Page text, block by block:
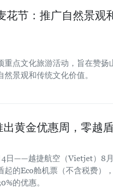
花节：推广自然景观
重点文化旅游活动，旨在赞
景观和传统文化价值。
出黄金优惠周，零越
4日——越捷航空（Vietjet）8
起的Eco舱机票（不含税费）
的优惠。